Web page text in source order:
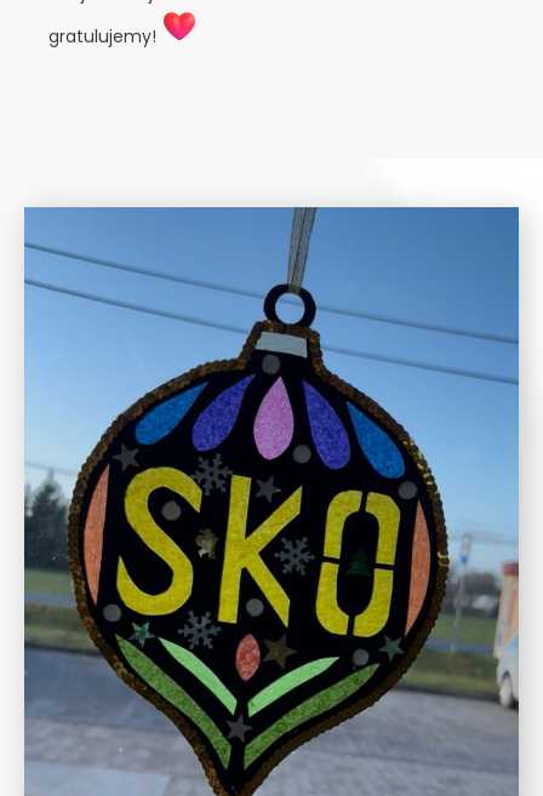
gratulujemy!